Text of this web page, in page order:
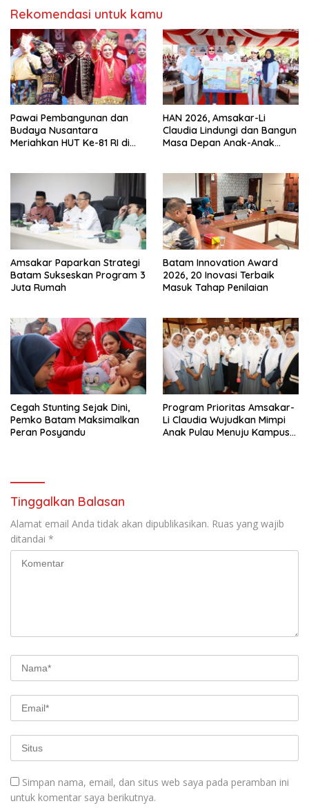
Rekomendasi untuk kamu
Pawai Pembangunan dan
Budaya Nusantara
Meriahkan HUT Ke-81 RI di
HAN 2026, Amsakar-Li
Claudia Lindungi dan Bangun
Masa Depan Anak-Anak
Amsakar Paparkan Strategi
Batam Sukseskan Program 3
Juta Rumah
Batam Innovation Award
2026, 20 Inovasi Terbaik
Masuk Tahap Penilaian
Cegah Stunting Sejak Dini,
Pemko Batam Maksimalkan
Peran Posyandu
Program Prioritas Amsakar-
Li Claudia Wujudkan Mimpi
Anak Pulau Menuju Kampus
Tinggalkan Balasan
Alamat email Anda tidak akan dipublikasikan. Ruas yang wajib
ditandai *
Simpan nama, email, dan situs web saya pada peramban ini
untuk komentar saya berikutnya.